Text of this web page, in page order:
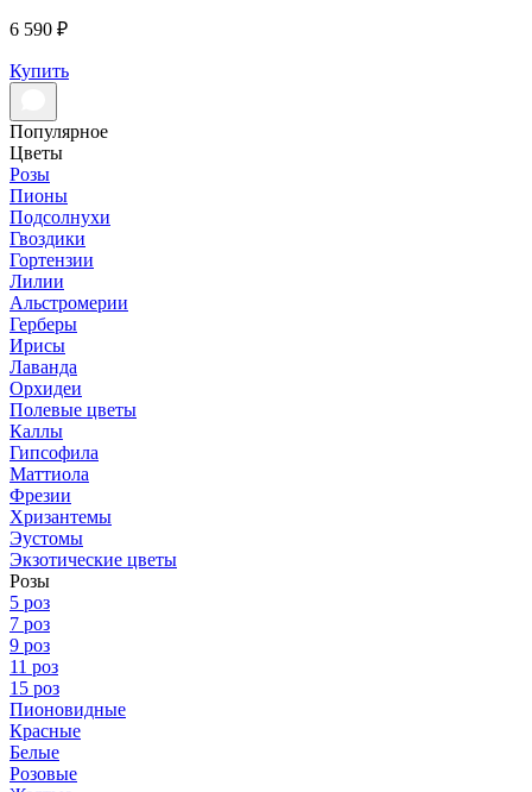
6 590 ₽
Купить
Популярное
Цветы
Розы
Пионы
Подсолнухи
Гвоздики
Гортензии
Лилии
Альстромерии
Герберы
Ирисы
Лаванда
Орхидеи
Полевые цветы
Каллы
Гипсофила
Маттиола
Фрезии
Хризантемы
Эустомы
Экзотические цветы
Розы
5 роз
7 роз
9 роз
11 роз
15 роз
Пионовидные
Красные
Белые
Розовые